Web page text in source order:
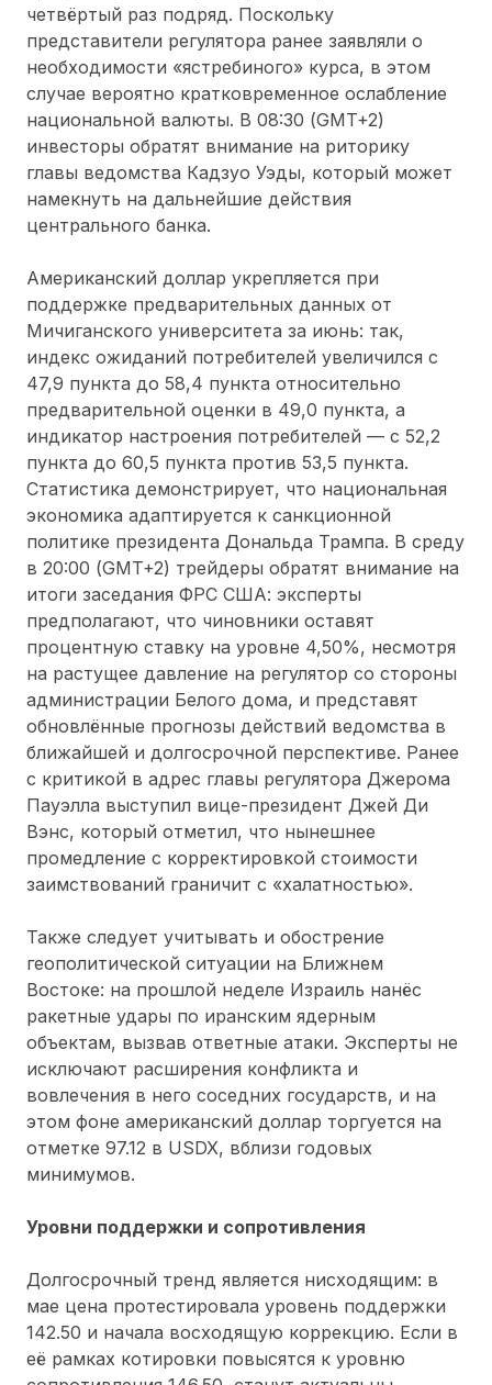
четвёртый раз подряд. Поскольку
представители регулятора ранее заявляли о
необходимости «ястребиного» курса, в этом
случае вероятно кратковременное ослабление
национальной валюты. В 08:30 (GMT+2)
инвесторы обратят внимание на риторику
главы ведомства Кадзуо Уэды, который может
намекнуть на дальнейшие действия
центрального банка.
Американский доллар укрепляется при
поддержке предварительных данных от
Мичиганского университета за июнь: так,
индекс ожиданий потребителей увеличился с
47,9 пункта до 58,4 пункта относительно
предварительной оценки в 49,0 пункта, а
индикатор настроения потребителей — с 52,2
пункта до 60,5 пункта против 53,5 пункта.
Статистика демонстрирует, что национальная
экономика адаптируется к санкционной
политике президента Дональда Трампа. В среду
в 20:00 (GMT+2) трейдеры обратят внимание на
итоги заседания ФРС США: эксперты
предполагают, что чиновники оставят
процентную ставку на уровне 4,50%, несмотря
на растущее давление на регулятор со стороны
администрации Белого дома, и представят
обновлённые прогнозы действий ведомства в
ближайшей и долгосрочной перспективе. Ранее
с критикой в адрес главы регулятора Джерома
Пауэлла выступил вице-президент Джей Ди
Вэнс, который отметил, что нынешнее
промедление с корректировкой стоимости
заимствований граничит с «халатностью».
Также следует учитывать и обострение
геополитической ситуации на Ближнем
Востоке: на прошлой неделе Израиль нанёс
ракетные удары по иранским ядерным
объектам, вызвав ответные атаки. Эксперты не
исключают расширения конфликта и
вовлечения в него соседних государств, и на
этом фоне американский доллар торгуется на
отметке 97.12 в USDX, вблизи годовых
минимумов.
Уровни поддержки и сопротивления
Долгосрочный тренд является нисходящим: в
мае цена протестировала уровень поддержки
142.50 и начала восходящую коррекцию. Если в
её рамках котировки повысятся к уровню